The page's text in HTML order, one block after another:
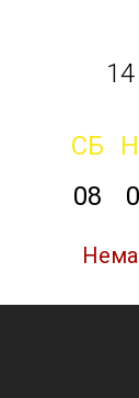
СБ
08